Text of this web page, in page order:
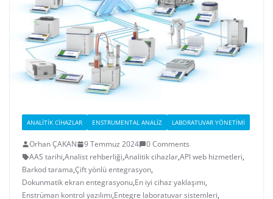
ANALITIK CIHAZLAR ENSTRUMENTAL ANALIZ LABORATUVAR YÖNETIMI
Orhan ÇAKAN 9 Temmuz 2024
0 Comments
AAS tarihi,Analist rehberliği,Analitik cihazlar,API web hizmetleri,
Barkod tarama,Çift yönlü entegrasyon,
Dokunmatik ekran entegrasyonu,En iyi cihaz yaklaşımı,
Enstrüman kontrol yazılımı,Entegre laboratuvar sistemleri,